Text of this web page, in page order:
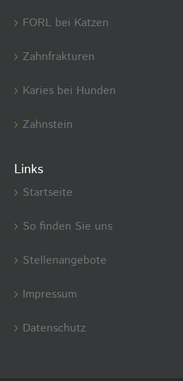
FORL bei Katzen
Zahnfrakturen
Karies bei Hunden
Zahnstein
Links
Startseite
So finden Sie uns
Stellenangebote
Impressum
Datenschutz